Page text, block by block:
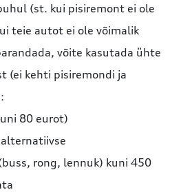
(st. kui pisiremont ei ole
teie autot ei ole võimalik
võite kasutada ühte
(ei kehti pisiremondi ja
80 eurot)
rong, lennuk) kuni 450